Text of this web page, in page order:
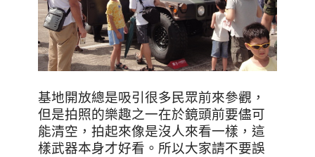
基地開放總是吸引很多民眾前來參觀 ，
但是拍照的樂趣之一在於鏡頭前要儘可
能清空 ， 拍起來像是沒人來看一樣 ，這
樣武器本身才好看 。所以大家請不要誤